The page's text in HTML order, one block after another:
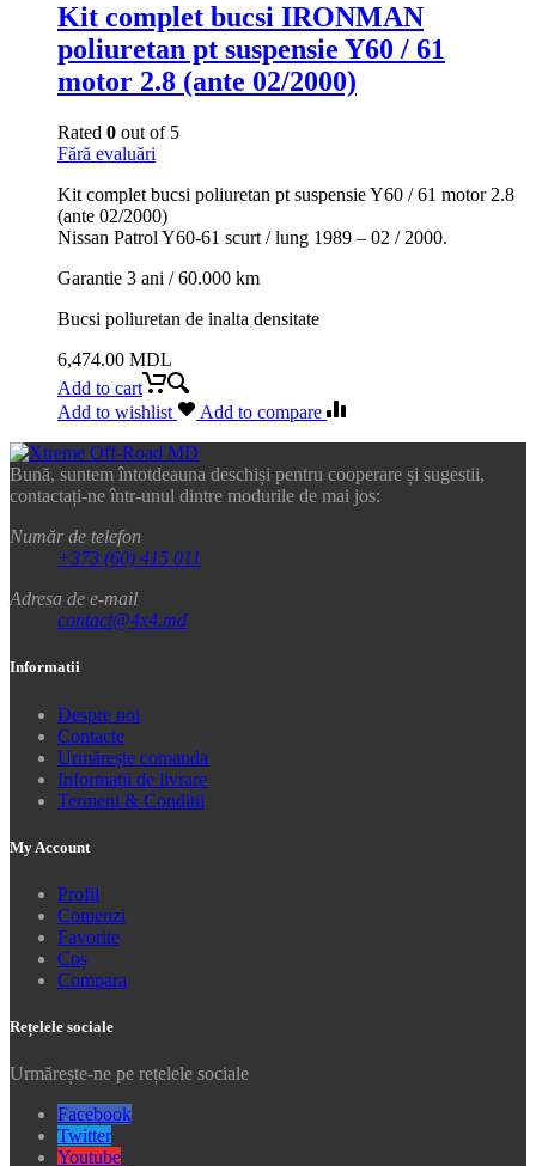
Kit complet bucsi IRONMAN
poliuretan pt suspensie Y60 / 61
motor 2.8 (ante 02/2000)
Rated 0 out of 5
Fără evaluări
Kit complet bucsi poliuretan pt suspensie Y60 / 61 motor 2.8
(ante 02/2000)
Nissan Patrol Y60-61 scurt / lung 1989 – 02 / 2000.
Garantie 3 ani / 60.000 km
Bucsi poliuretan de inalta densitate
6,474.00 MDL
Add to cart
Add to wishlist
Add to compare
Bună, suntem întotdeauna deschiși pentru cooperare și sugestii,
contactați-ne într-unul dintre modurile de mai jos:
Număr de telefon
+373 (60) 415 011
Adresa de e-mail
contact@4x4.md
Informatii
Despre noi
Contacte
Urmărește comanda
Informații de livrare
Termeni & Conditii
My Account
Profil
Comenzi
Favorite
Coș
Compara
Rețelele sociale
Urmărește-ne pe rețelele sociale
Facebook
Twitter
Youtube